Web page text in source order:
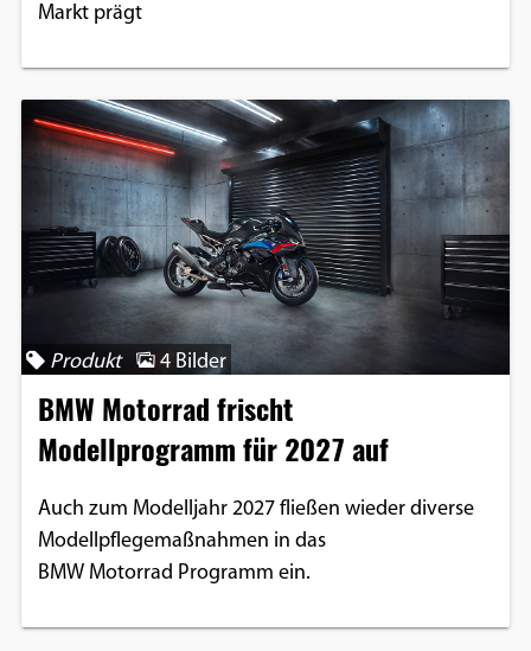
Markt prägt
Produkt 4 Bilder
BMW Motorrad frischt
Modellprogramm für 2027 auf
Auch zum Modelljahr 2027 fließen wieder diverse
Modellpflegemaßnahmen in das
BMW Motorrad Programm ein.